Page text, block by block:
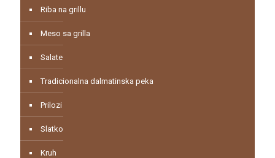
Riba na grillu
Meso sa grilla
Salate
Tradicionalna dalmatinska peka
Prilozi
Slatko
Kruh